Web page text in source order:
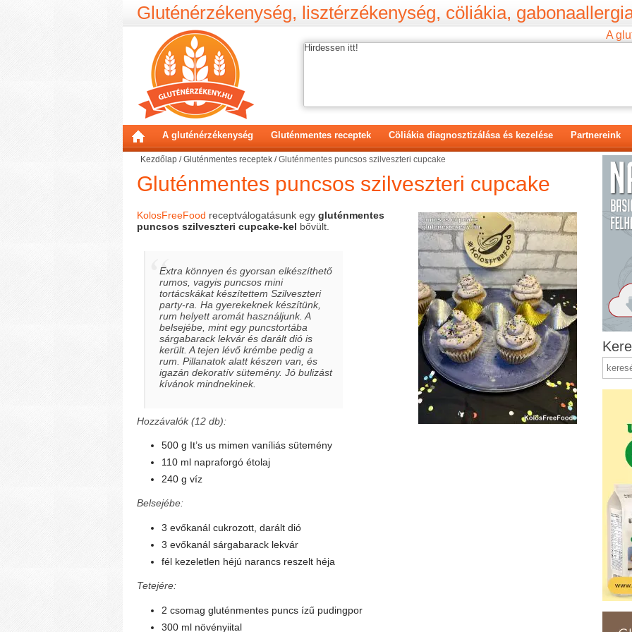
Gluténérzékenység, lisztérzékenység, cöliákia,
A
Hirdessen itt!
A gluténérzékenység Gluténmentes receptek Cöliákia diagnosztizálása és kezelése Partnereink
Kezdőlap /Gluténmentes receptek /Gluténmentes puncsos szilveszteri cupcake
Gluténmentes puncsos szilveszteri cupcake
KolosFreeFood receptválogatásunk egy gluténmentes
puncsos szilveszteri cupcake-kel bővült.
Extra könnyen és gyorsan elkészíthető
rumos, vagyis puncsos mini
tortácskákat készítettem Szilveszteri
party-ra. Ha gyerekeknek készítünk,
rum helyett aromát használjunk. A
belsejébe, mint egy puncstortába
sárgabarack lekvár és darált dió is
került. A tejen lévő krémbe pedig a
rum. Pillanatok alatt készen van, és
igazán dekoratív sütemény. Jó bulizást
kívánok mindnekinek.
Hozzávalók (12 db):
500 g It’s us mimen vaníliás sütemény
110 ml napraforgó étolaj
240 g víz
Belsejébe:
3 evőkanál cukrozott, darált dió
3 evőkanál sárgabarack lekvár
fél kezeletlen héjú narancs reszelt héja
Tetejére:
2 csomag gluténmentes puncs ízű pudingpor
300 ml növényiital